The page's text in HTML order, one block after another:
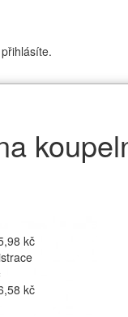
kč
kč